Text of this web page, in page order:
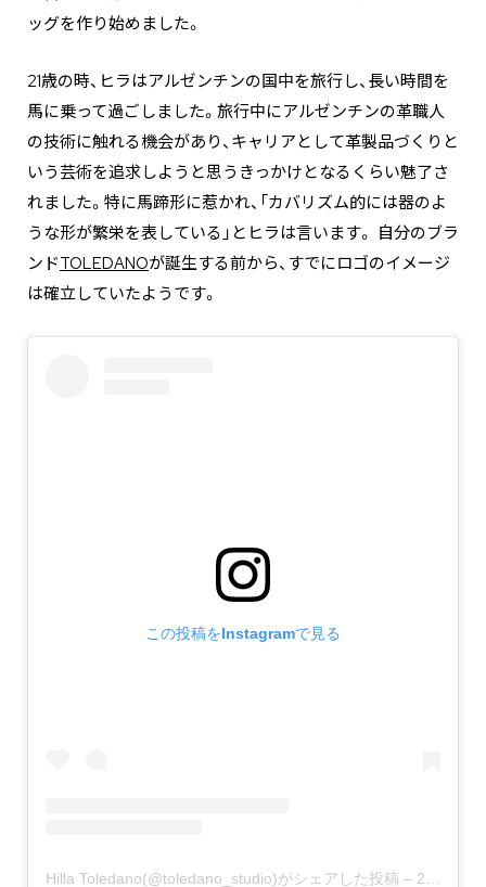
ッグを作り始めました。
21歳の時、ヒラはアルゼンチンの国中を旅行し、長い時間を
馬に乗って過ごしました。旅行中にアルゼンチンの革職人
の技術に触れる機会があり、キャリアとして革製品づくりと
いう芸術を追求しようと思うきっかけとなるくらい魅了さ
れました。特に馬蹄形に惹かれ、「カバリズム的には器のよ
うな形が繁栄を表している」とヒラは言います。 自分のブラ
ンドTOLEDANOが誕生する前から、すでにロゴのイメージ
は確立していたようです。
この投稿をInstagramで見る
Hilla Toledano(@toledano_studio)がシェアした投稿 – 2019年11月月29日午前3時07分PST